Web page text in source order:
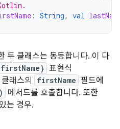
: String, val
두 클래스는 동등합니다. 이 다
표현식
래스의 firstName 필드에
메서드를 호출합니다. 또한
는 경우.